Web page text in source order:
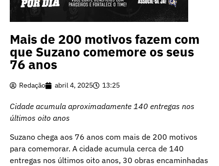
Mais de 200 motivos fazem com
que Suzano comemore os seus
76 anos
Redação abril 4, 2025 13:25
Cidade acumula aproximadamente 140 entregas nos
últimos oito anos
Suzano chega aos 76 anos com mais de 200 motivos
para comemorar. A cidade acumula cerca de 140
entregas nos últimos oito anos, 30 obras encaminhadas